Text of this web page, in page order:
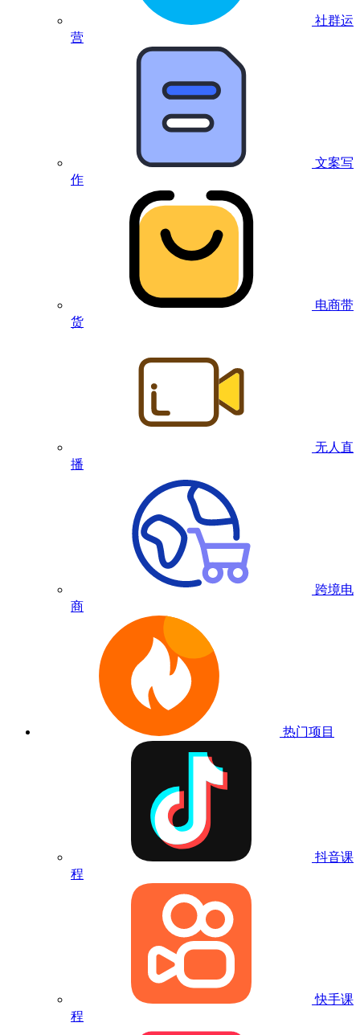
社群运
营
文案写
作
电商带
货
无人直
播
跨境电
商
热门项目
抖音课
程
快手课
程